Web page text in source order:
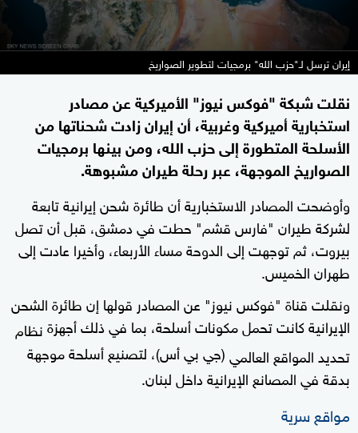
إيران ترسل لـ"حزب الله" برمجيات لتطوير الصواريخ
نقلت شبكة "فوكس نيوز" الأميركية عن مصادر
استخبارية أميركية وغربية، أن إيران زادت شحناتها من
الأسلحة المتطورة إلى حزب الله، ومن بينها برمجيات
الصواريخ الموجهة، عبر رحلة طيران مشبوهة.
وأوضحت المصادر الاستخبارية أن طائرة شحن إيرانية تابعة
لشركة طيران "فارس قشم" حطت في دمشق، قبل أن تصل
بيروت، ثم توجهت إلى الدوحة مساء الأربعاء، وأخيرا عادت إلى
طهران الخميس.
ونقلت قناة "فوكس نيوز" عن المصادر قولها إن طائرة الشحن
الإيرانية كانت تحمل مكونات أسلحة، بما في ذلك أجهزةنظام
تحديد المواقع العالمي(جي بي أس)، لتصنيع أسلحة موجهة
بدقة في المصانع الإيرانية داخل لبنان.
مواقع سرية